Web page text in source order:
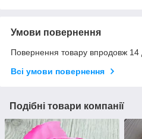
Умови повернення
Повернення товару впродовж 14
Всі умови повернення
Подібні товари компанії